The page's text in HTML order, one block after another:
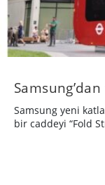
Samsung yeni
bir caddeyi “Fold